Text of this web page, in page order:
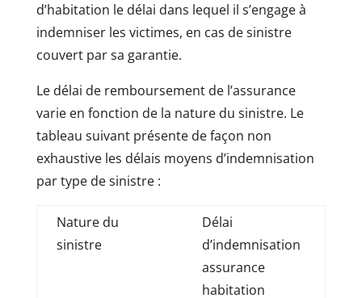
d’habitation le délai dans lequel il s’engage à
indemniser les victimes, en cas de sinistre
couvert par sa garantie.
Le délai de remboursement de l’assurance
varie en fonction de la nature du sinistre. Le
tableau suivant présente de façon non
exhaustive les délais moyens d’indemnisation
par type de sinistre :
Nature du
sinistre
Délai
d’indemnisation
assurance
habitation